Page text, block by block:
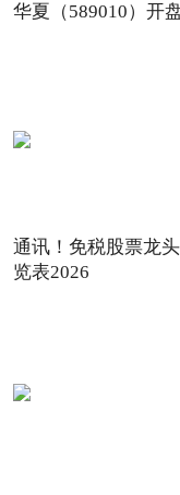
华夏（589010）开
通讯！免税股票龙
览表2026